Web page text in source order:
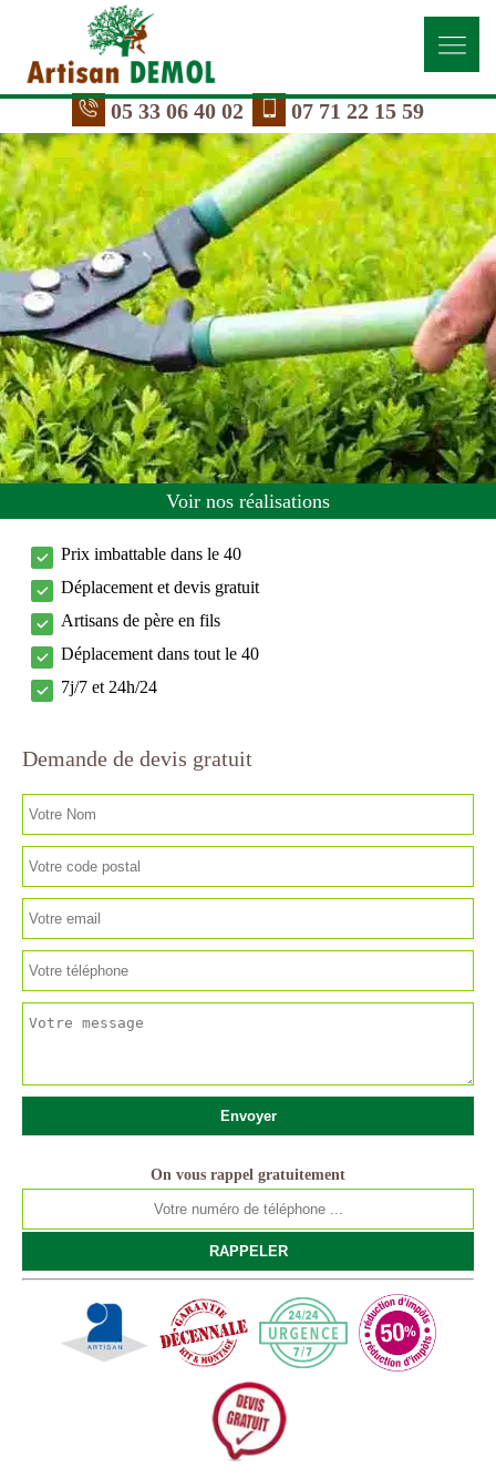
05 33 06 40 02 07 71 22 15 59
Voir nos réalisations
Prix imbattable dans le 40
Déplacement et devis gratuit
Artisans de père en fils
Déplacement dans tout le 40
7j/7 et 24h/24
Demande de devis gratuit
On vous rappel gratuitement